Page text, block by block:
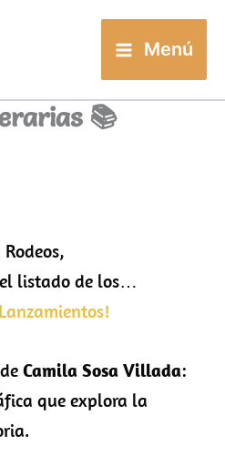
Menú
📚
Rodeos,
listado de los…
de Camila Sosa Villada:
que explora la